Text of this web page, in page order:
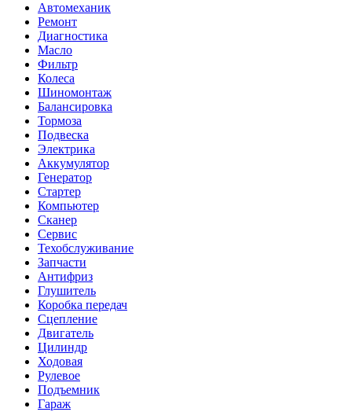
Автомеханик
Ремонт
Диагностика
Масло
Фильтр
Колеса
Шиномонтаж
Балансировка
Тормоза
Подвеска
Электрика
Аккумулятор
Генератор
Стартер
Компьютер
Сканер
Сервис
Техобслуживание
Запчасти
Антифриз
Глушитель
Коробка передач
Сцепление
Двигатель
Цилиндр
Ходовая
Рулевое
Подъемник
Гараж